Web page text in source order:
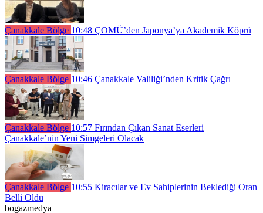
Çanakkale Bölge 10:48 ÇOMÜ’den Japonya’ya Akademik Köprü
Çanakkale Bölge 10:46 Çanakkale Valiliği’nden Kritik Çağrı
Çanakkale Bölge 10:57 Fırından Çıkan Sanat Eserleri
Çanakkale’nin Yeni Simgeleri Olacak
Çanakkale Bölge 10:55 Kiracılar ve Ev Sahiplerinin Beklediği Oran
Belli Oldu
bogazmedya